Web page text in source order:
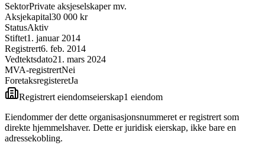
SektorPrivate aksjeselskaper mv.
Aksjekapital30 000 kr
StatusAktiv
Stiftet1. januar 2014
Registrert6. feb. 2014
Vedtektsdato21. mars 2024
MVA-registrertNei
ForetaksregisteretJa
Registrert eiendomseierskap1 eiendom
Eiendommer der dette organisasjonsnummeret er registrert som
direkte hjemmelshaver. Dette er juridisk eierskap, ikke bare en
adressekobling.